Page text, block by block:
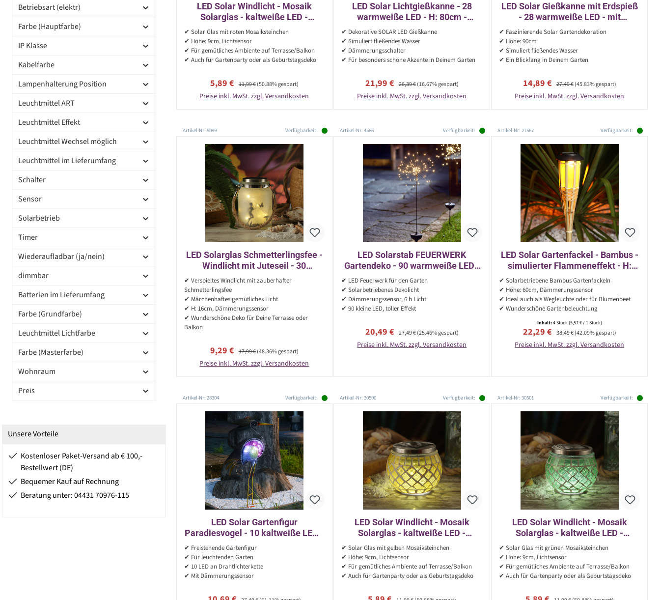
Betriebsart (elektr)
Farbe (Hauptfarbe)
IP Klasse
Kabelfarbe
Lampenhalterung Position
Leuchtmittel ART
Leuchtmittel Effekt
Leuchtmittel Wechsel möglich
Leuchtmittel im Lieferumfang
Schalter
Sensor
Solarbetrieb
Timer
Wiederaufladbar (ja/nein)
dimmbar
Batterien im Lieferumfang
Farbe (Grundfarbe)
Leuchtmittel Lichtfarbe
Farbe (Masterfarbe)
Wohnraum
Preis
Unsere Vorteile
Kostenloser Paket-Versand ab € 100,-
Bestellwert (DE)
Bequemer Kauf auf Rechnung
Beratung unter: 04431 70976-115
LED Solar Windlicht - Mosaik
Solarglas - kaltweiße LED -
Lichtsensor - H: 9cm - für Außen -
rot
✔ Solar Glas mit roten Mosaiksteinchen
✔ Höhe: 9cm, Lichtsensor
✔ Für gemütliches Ambiente auf Terrasse/Balkon
✔ Auch für Gartenparty oder als Geburtstagsdeko
Verkaufspreis:
5,89 € Regulärer Preis:
11,99 €(50.88% gespart)
Preise inkl. MwSt. zzgl. Versandkosten
LED Solar Lichtgießkanne - 28
warmweiße LED - H: 80cm -
Dämmerungssensor - für Außen
✔ Dekorative SOLAR LED Gießkanne
✔ Simuliert fließendes Wasser
✔ Dämmerungsschalter
✔ Für besonders schöne Akzente in Deinem Garten
Verkaufspreis:
21,99 € Regulärer Preis:
26,39 €(16.67% gespart)
Preise inkl. MwSt. zzgl. Versandkosten
LED Solar Gießkanne mit Erdspieß
- 28 warmweiße LED - mit
Wasserfalleffekt - H: 90cm -
✔ Faszinierende Solar Gartendekoration
✔ Höhe: 90cm
✔ Simuliert fließendes Wasser
✔ Ein Blickfang in Deinem Garten
Verkaufspreis:
14,89 € Regulärer Preis:
27,49 € (45.83% gespart)
Preise inkl. MwSt. zzgl. Versandkosten
Artikel-Nr: 9099 Verfügbarkeit:
LED Solarglas Schmetterlingsfee -
Windlicht mit Juteseil - 30
warmweiße LED - Lichtsensor - H:
✔ Verspieltes Windlicht mit zauberhafter
Schmetterlingsfee
✔ Märchenhaftes gemütliches Licht
✔ H: 16cm, Dämmerungssensor
✔ Wunderschöne Deko für Deine Terrasse oder
Balkon
Verkaufspreis:
9,29 € Regulärer Preis:
17,99 €(48.36% gespart)
Preise inkl. MwSt. zzgl. Versandkosten
Artikel-Nr: 4566 Verfügbarkeit:
LED Solarstab FEUERWERK
Gartendeko - 90 warmweiße LED -
H: 100cm - Dämmerungssensor
✔ LED Feuerwerk für den Garten
✔ Solarbetriebenes Dekolicht
✔ Dämmerungssensor, 6 h Licht
✔ 90 kleine LED, toller Effekt
Verkaufspreis:
20,49 € Regulärer Preis:
27,49 €(25.46% gespart)
Preise inkl. MwSt. zzgl. Versandkosten
Artikel-Nr: 27567 Verfügbarkeit:
LED Solar Gartenfackel - Bambus -
simulierter Flammeneffekt - H:
60cm - Lichtsensor - 4er Set
✔ Solarbetriebene Bambus Gartenfackeln
✔ Höhe: 60cm, Dämmerungssensor
✔ Ideal auch als Wegleuchte oder für Blumenbeet
✔ Wunderschöne Gartenbeleuchtung
Inhalt:4 Stück(5,57 € / 1 Stück)
Verkaufspreis:
22,29 € Regulärer Preis:
38,49 € (42.09% gespart)
Preise inkl. MwSt. zzgl. Versandkosten
Artikel-Nr: 28304 Verfügbarkeit:
LED Solar Gartenfigur
Paradiesvogel - 10 kaltweiße LED -
H: 57cm - Dämmerungssensor -
bunt
✔ Freistehende Gartenfigur
✔ Für leuchtenden Garten
✔ 10 LED an Drahtlichterkette
✔ Mit Dämmerungssensor
Regulärer Preis:
Artikel-Nr: 30500 Verfügbarkeit:
LED Solar Windlicht - Mosaik
Solarglas - kaltweiße LED -
Lichtsensor - H: 9cm - für Außen -
gelb
✔ Solar Glas mit gelben Mosaiksteinchen
✔ Höhe: 9cm, Lichtsensor
✔ Für gemütliches Ambiente auf Terrasse/Balkon
✔ Auch für Gartenparty oder als Geburtstagsdeko
Regulärer Preis:
Artikel-Nr: 30501 Verfügbarkeit:
LED Solar Windlicht - Mosaik
Solarglas - kaltweiße LED -
Lichtsensor - H: 9cm - für Außen -
grün
✔ Solar Glas mit grünen Mosaiksteinchen
✔ Höhe: 9cm, Lichtsensor
✔ Für gemütliches Ambiente auf Terrasse/Balkon
✔ Auch für Gartenparty oder als Geburtstagsdeko
Regulärer Preis: